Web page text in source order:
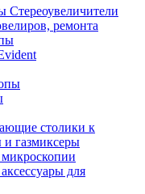
Стереоувеличители
ремонта
столики к
газмиксеры
для